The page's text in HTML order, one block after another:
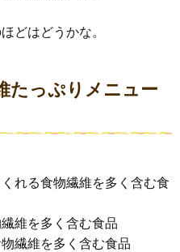
どはどうかな。
たっぷりメニュー
れる食物繊維を多く含む食
維を多く含む食品
繊維を多く含む食品